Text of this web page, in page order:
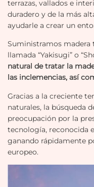
terrazas, vallados e
duradero y de la más
ayudarle a crear un
Suministramos madera
llamada “Yakisugi” o
natural de tratar la
las inclemencias, así
Gracias a la creciente
naturales, la búsqueda
preocupación por la
tecnología, reconocida
ganando rápidamente
europeo.